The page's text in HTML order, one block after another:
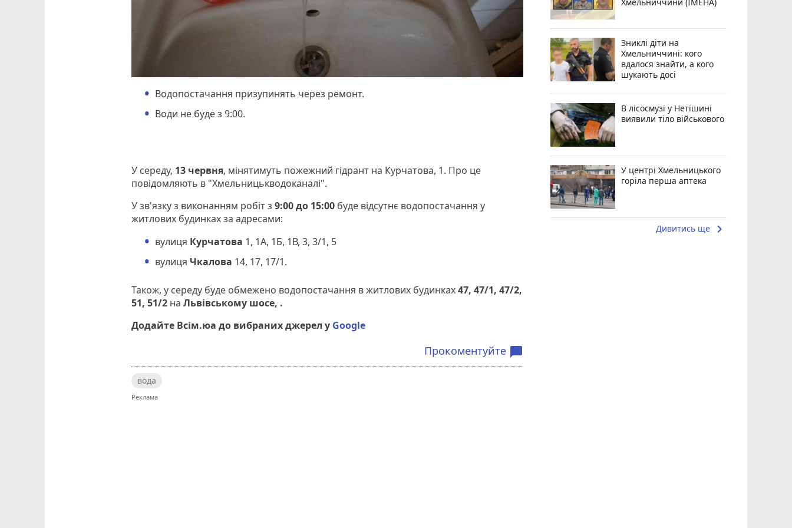
Водопостачання призупинять через ремонт.
Води не буде з 9:00.
У середу, 13 червня, мінятимуть пожежний гідрант на Курчатова, 1. Про це
повідомляють в "Хмельницькводоканалі".
У зв'язку з виконанням робіт з9:00 до 15:00 буде відсутнє водопостачання у
житлових будинках за адресами:
вулиця Курчатова 1, 1А, 1Б, 1В, 3, 3/1, 5
вулицяЧкалова 14, 17, 17/1.
Також, у середу буде обмежено водопостачання в житлових будинках47, 47/1, 47/2,
51, 51/2 наЛьвівському шосе, .
Додайте Всім.юа до вибраних джерел у Google
Прокоментуйте chat_bubble
вода
Зниклі діти на
Хмельниччині: кого
вдалося знайти, а кого
шукають досі
В лісосмузі у Нетішині
виявили тіло військового
У центрі Хмельницького
горіла перша аптека
Дивитись ще keyboard_arrow_right